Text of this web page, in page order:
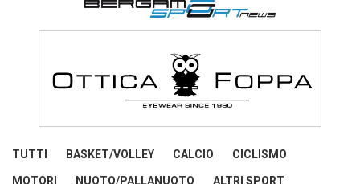
TUTTI BASKET/VOLLEY CALCIO CICLISMO
MOTORI NUOTO/PALLANUOTO ALTRI SPORT